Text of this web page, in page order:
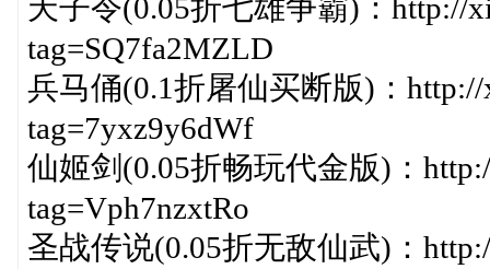
天子令(0.05折七雄争霸)：http://
tag=SQ7fa2MZLD
兵马俑(0.1折屠仙买断版)：http://
tag=7yxz9y6dWf
仙姬剑(0.05折畅玩代金版)：
tag=Vph7nzxtRo
圣战传说(0.05折无敌仙武)：